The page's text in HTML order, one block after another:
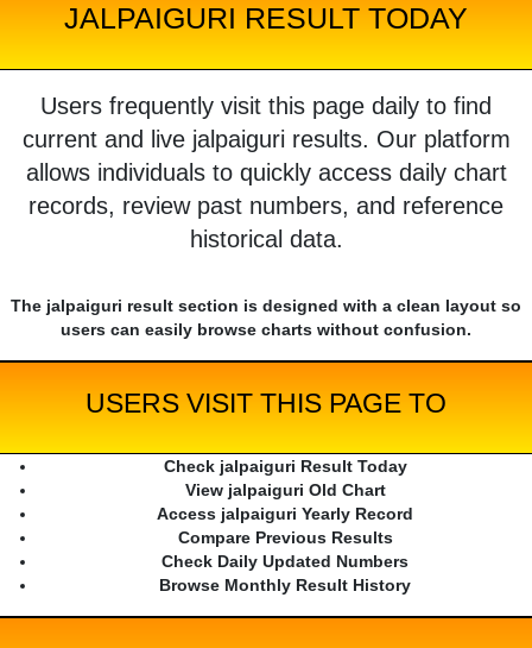
JALPAIGURI RESULT TODAY
Users frequently visit this page daily to find
current and live jalpaiguri results. Our platform
allows individuals to quickly access daily chart
records, review past numbers, and reference
historical data.
The jalpaiguri result section is designed with a clean layout so
users can easily browse charts without confusion.
USERS VISIT THIS PAGE TO
Check jalpaiguri Result Today
View jalpaiguri Old Chart
Access jalpaiguri Yearly Record
Compare Previous Results
Check Daily Updated Numbers
Browse Monthly Result History